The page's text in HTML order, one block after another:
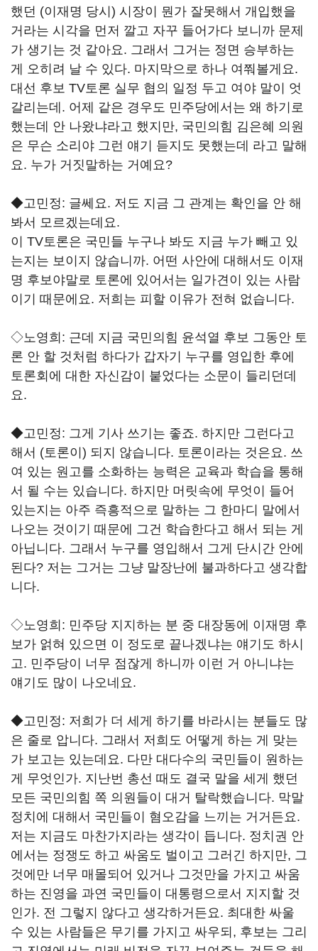
했던 (이재명 당시) 시장이 뭔가 잘못해서 개입했을
거라는 시각을 먼저 깔고 자꾸 들어가다 보니까 문제
가 생기는 것 같아요. 그래서 그거는 정면 승부하는
게 오히려 날 수 있다. 마지막으로 하나 여쭤볼게요.
대선 후보 TV토론 실무 협의 일정 두고 여야 말이 엇
갈리는데. 어제 같은 경우도 민주당에서는 왜 하기로
했는데 안 나왔냐라고 했지만, 국민의힘 김은혜 의원
은 무슨 소리야 그런 얘기 듣지도 못했는데 라고 말해
요. 누가 거짓말하는 거예요?
◆고민정: 글쎄요. 저도 지금 그 관계는 확인을 안 해
봐서 모르겠는데요.
이 TV토론은 국민들 누구나 봐도 지금 누가 빼고 있
는지는 보이지 않습니까. 어떤 사안에 대해서도 이재
명 후보야말로 토론에 있어서는 일가견이 있는 사람
이기 때문에요. 저희는 피할 이유가 전혀 없습니다.
◇노영희: 근데 지금 국민의힘 윤석열 후보 그동안 토
론 안 할 것처럼 하다가 갑자기 누구를 영입한 후에
토론회에 대한 자신감이 붙었다는 소문이 들리던데
요.
◆고민정: 그게 기사 쓰기는 좋죠. 하지만 그런다고
해서 (토론이) 되지 않습니다. 토론이라는 것은요. 쓰
여 있는 원고를 소화하는 능력은 교육과 학습을 통해
서 될 수는 있습니다. 하지만 머릿속에 무엇이 들어
있는지는 아주 즉흥적으로 말하는 그 한마디 말에서
나오는 것이기 때문에 그건 학습한다고 해서 되는 게
아닙니다. 그래서 누구를 영입해서 그게 단시간 안에
된다? 저는 그거는 그냥 말장난에 불과하다고 생각합
니다.
◇노영희: 민주당 지지하는 분 중 대장동에 이재명 후
보가 얽혀 있으면 이 정도로 끝나겠냐는 얘기도 하시
고. 민주당이 너무 점잖게 하니까 이런 거 아니냐는
얘기도 많이 나오네요.
◆고민정: 저희가 더 세게 하기를 바라시는 분들도 많
은 줄로 압니다. 그래서 저희도 어떻게 하는 게 맞는
가 보고는 있는데요. 다만 대다수의 국민들이 원하는
게 무엇인가. 지난번 총선 때도 결국 말을 세게 했던
모든 국민의힘 쪽 의원들이 대거 탈락했습니다. 막말
정치에 대해서 국민들이 혐오감을 느끼는 거거든요.
저는 지금도 마찬가지라는 생각이 듭니다. 정치권 안
에서는 정쟁도 하고 싸움도 벌이고 그러긴 하지만, 그
것에만 너무 매몰되어 있거나 그것만을 가지고 싸움
하는 진영을 과연 국민들이 대통령으로서 지지할 것
인가. 전 그렇지 않다고 생각하거든요. 최대한 싸울
수 있는 사람들은 무기를 가지고 싸우되, 후보는 그리